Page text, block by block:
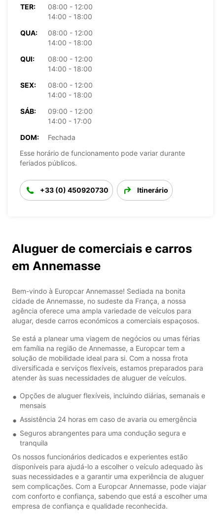
TER:
08:00 - 12:00
14:00 - 18:00
QUA:
08:00 - 12:00
14:00 - 18:00
QUI:
08:00 - 12:00
14:00 - 18:00
SEX:
08:00 - 12:00
14:00 - 18:00
SÁB:
09:00 - 12:00
14:00 - 17:00
DOM:
Fechada
Esse horário de funcionamento pode variar durante
feriados públicos.
+33 (0) 450920730 Itinerário
Aluguer de comerciais e carros
em Annemasse
Bem-vindo à Europcar Annemasse! Sediada na bonita
cidade de Annemasse, no sudeste da França, a nossa
agência oferece uma ampla variedade de veículos para
alugar, desde carros económicos a comerciais espaçosos.
Se está a planear uma viagem de negócios ou umas férias
em família na região de Annemasse, a Europcar tem a
solução de mobilidade ideal para si. Com a nossa frota
diversificada e serviços flexíveis, estamos preparados para
atender às suas necessidades de aluguer de veículos.
Opções de aluguer flexíveis, incluindo diárias, semanais e
mensais
Assistência 24 horas em caso de avaria ou emergência
Seguros abrangentes para uma condução segura e
tranquila
Os nossos funcionários dedicados e experientes estão
disponíveis para ajudá-lo a escolher o veículo adequado às
suas necessidades e a garantir uma experiência de aluguer
sem complicações. Com a Europcar Annemasse, pode viajar
com conforto e confiança, sabendo que está a escolher uma
empresa de confiança e qualidade reconhecida.